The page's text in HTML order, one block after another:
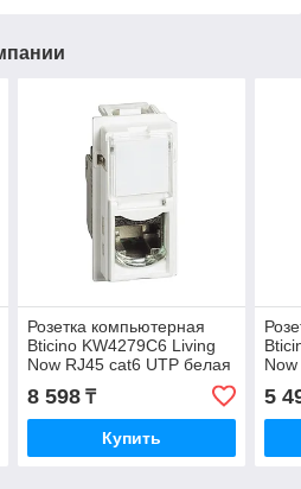
Розетка компьютерная
Bticino KW4279C6 Living
Now RJ45 cat6 UTP белая
(KW4279C6)
8 598₸
Купить
5